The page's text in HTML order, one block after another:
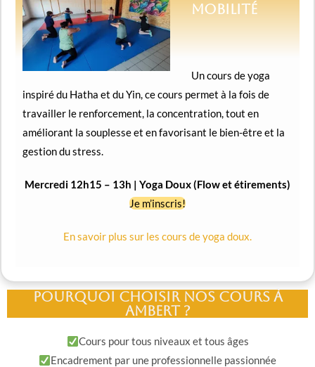
mobilité
Un cours de yoga
inspiré du Hatha et du Yin, ce cours permet à la fois de
travailler le renforcement, la concentration, tout en
améliorant la souplesse et en favorisant le bien-être et la
gestion du stress.
Mercredi 12h15 – 13h | Yoga Doux (Flow et étirements)
Je m’inscris!
En savoir plus sur les cours de yoga doux.
Pourquoi choisir nos cours à
Ambert ?
Cours pour tous niveaux et tous âges
Encadrement par une professionnelle passionnée